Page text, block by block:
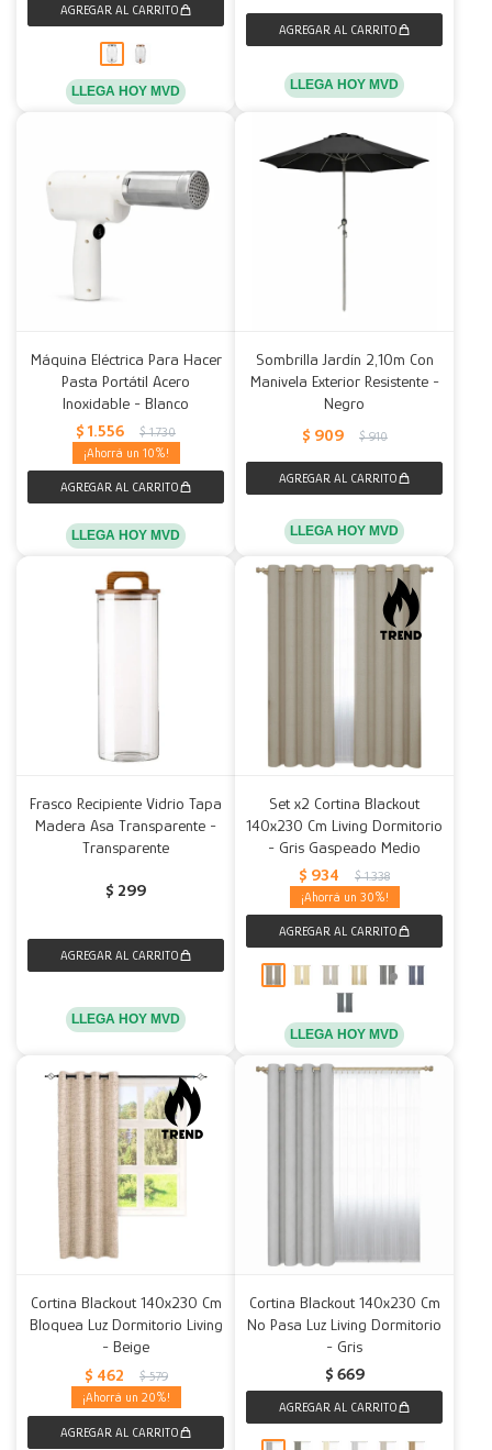
LLEGA HOY MVD LLEGA HOY MVD
Máquina Eléctrica Para Hacer
Pasta Portátil Acero
Inoxidable - Blanco
$ 1.556 $ 1.730
10
LLEGA HOY MVD
Sombrilla Jardín 2,10m Con
Manivela Exterior Resistente -
Negro
$ 909 $ 910
LLEGA HOY MVD
Frasco Recipiente Vidrio Tapa
Madera Asa Transparente -
Transparente
$ 299
LLEGA HOY MVD
Set x2 Cortina Blackout
140x230 Cm Living Dormitorio
- Gris Gaspeado Medio
$ 934 $ 1.338
30
LLEGA HOY MVD
Cortina Blackout 140x230 Cm
Bloquea Luz Dormitorio Living
- Beige
$ 462 $ 579
20
Cortina Blackout 140x230 Cm
No Pasa Luz Living Dormitorio
- Gris
$ 669